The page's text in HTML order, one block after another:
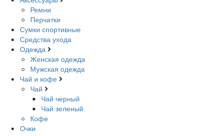
Ремни
Перчатки
Сумки спортивные
Средства ухода
Одежда
Женская одежда
Мужская одежда
Чай и кофе
Чай
Чай черный
Чай зеленый
Кофе
Очки